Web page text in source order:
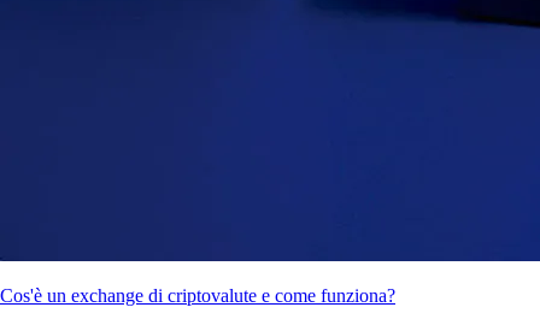
Cos'è un exchange di criptovalute e come funziona?